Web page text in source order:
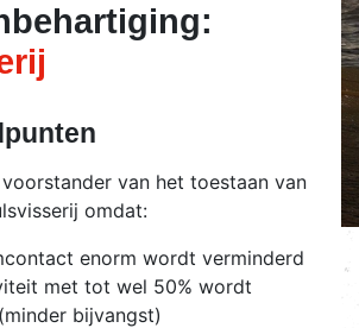
van het toestaan van
omdat:
enorm wordt verminderd
met tot wel 50% wordt
bijvangst)